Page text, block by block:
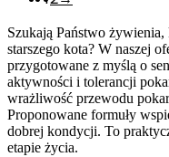
Szukają Państwo
starszego kota? W naszej
przygotowane z myślą o
aktywności i tolerancji
wrażliwość przewodu
Proponowane formuły
dobrej kondycji. To
etapie życia.